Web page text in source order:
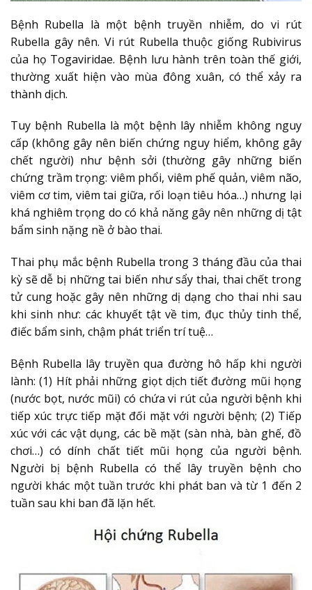
Bệnh Rubella là một bệnh truyền nhiễm, do vi rút
Rubella gây nên. Vi rút Rubella thuộc giống Rubivirus
của họ Togaviridae. Bệnh lưu hành trên toànthế giới,
thường xuất hiện vào mùa đông xuân, có thể xảy ra
thành dịch.
Tuy bệnh Rubella là một bệnh lây nhiễm không nguy
cấp (không gây nên biến chứng nguy hiểm, không gây
chết người) như bệnh sởi (thường gây những biến
chứng trầm trọng: viêm phổi, viêm phế quản, viêm não,
viêm cơ tim, viêm tai giữa, rối loạn tiêu hóa…) nhưng lại
khá nghiêm trọng do có khả năng gây nên những dị tật
bẩm sinh nặng nề ở bào thai.
Thai phụ mắc bệnh Rubella trong 3 tháng đầu của thai
kỳ sẽ dễ bị những tai biến như sẩy thai, thai chết trong
tử cung hoặc gây nên những dị dạng cho thai nhi sau
khi sinh như: các khuyết tật về tim, đục thủy tinh thể,
điếc bẩm sinh, chậm phát triển trí tuệ…
Bệnh Rubella lây truyền qua đường hô hấp khi người
lành: (1) Hít phải những giọt dịch tiết đường mũi họng
(nước bọt, nước mũi) có chứa vi rút của người bệnh khi
tiếp xúc trực tiếp mặt đối mặt với người bệnh; (2) Tiếp
xúc với các vật dụng, các bề mặt (sàn nhà, bàn ghế, đồ
chơi…) có dính chất tiết mũi họng của người bệnh.
Người bị bệnh Rubella có thể lây truyền bệnh cho
người khác một tuần trước khi phát ban và từ 1 đến 2
tuần sau khi ban đã lặn hết.